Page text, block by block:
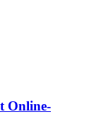
Online-